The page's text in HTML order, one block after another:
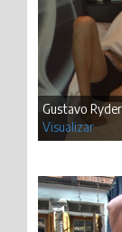
Gustavo
Visualizar